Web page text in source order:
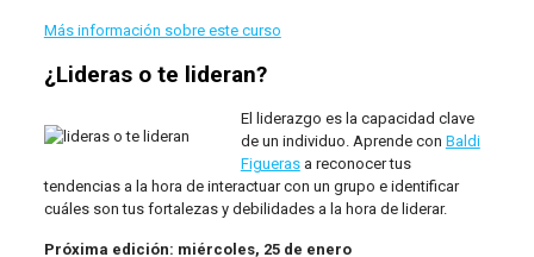
Más información sobre este curso
¿Lideras o te lideran?
El liderazgo es la capacidad clave
de un individuo. Aprende con Baldi
Figuerasa reconocer tus
tendencias a la hora de interactuar con un grupo e identificar
cuáles son tus fortalezas y debilidades a la hora de liderar.
Próxima edición: miércoles, 25 de enero